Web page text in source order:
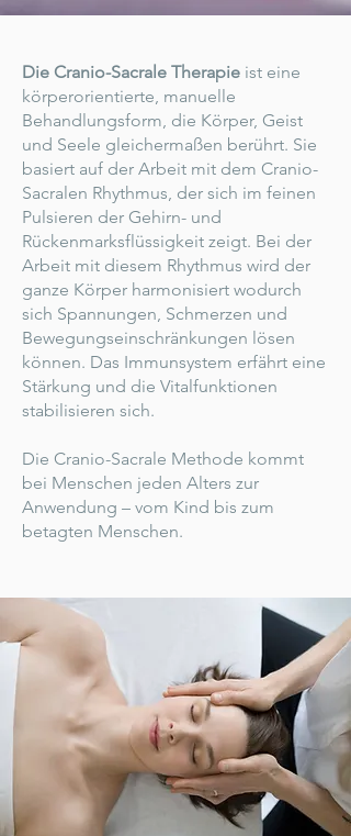
Die Cranio-Sacrale Therapie ist eine
körperorientierte, manuelle
Behandlungsform, die Körper, Geist
und Seele gleichermaßen berührt. Sie
basiert auf der Arbeit mit dem Cranio-
Sacralen Rhythmus, der sich im feinen
Pulsieren der Gehirn- und
Rückenmarksflüssigkeit zeigt. Bei der
Arbeit mit diesem Rhythmus wird der
ganze Körper harmonisiert wodurch
sich Spannungen, Schmerzen und
Bewegungseinschränkungen lösen
können. Das Immunsystem erfährt eine
Stärkung und die Vitalfunktionen
stabilisieren sich.
Die Cranio-Sacrale Methode kommt
bei Menschen jeden Alters zur
Anwendung – vom Kind bis zum
betagten Menschen.